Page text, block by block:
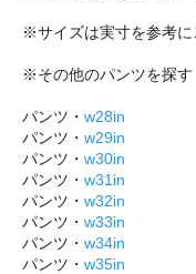
※サイズは実寸を参考に
※その他のパンツを探す
パンツ・ w28in
パンツ・ w29in
パンツ・ w30in
パンツ・ w31in
パンツ・ w32in
パンツ・ w33in
パンツ・ w34in
パンツ・ w35in